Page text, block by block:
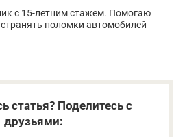
с 15-летним стажем. Помогаю
поломки автомобилей
статья? Поделитесь с
друзьями: